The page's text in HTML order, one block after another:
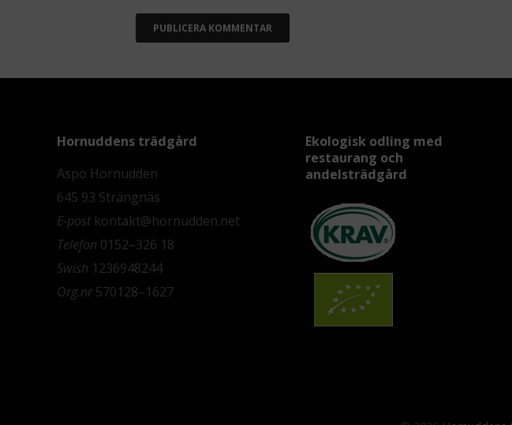
Hornuddens trädgård
Aspö Hornudden
645 93 Strängnäs
E-postkontakt@hornudden.net
Telefon 0152–326 18
Swish 1236948244
Org.nr570128–1627
Ekologisk odling med
restaurang och
andelsträdgård